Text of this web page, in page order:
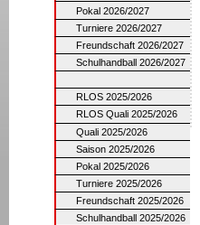
Pokal 2026/2027
Turniere 2026/2027
Freundschaft 2026/2027
Schulhandball 2026/2027
RLOS 2025/2026
RLOS Quali 2025/2026
Quali 2025/2026
Saison 2025/2026
Pokal 2025/2026
Turniere 2025/2026
Freundschaft 2025/2026
Schulhandball 2025/2026